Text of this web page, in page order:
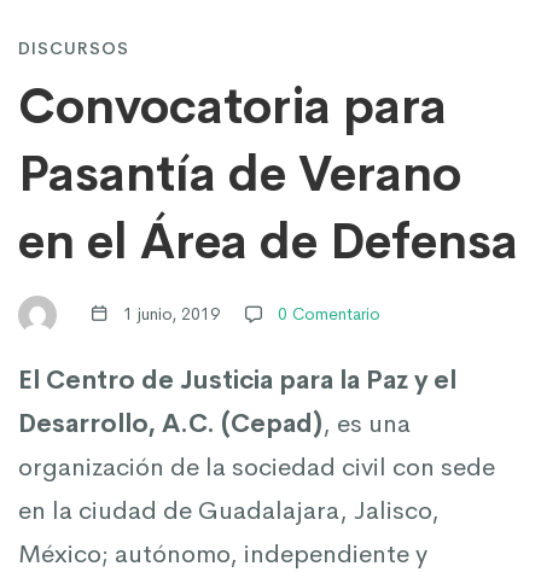
Verano
en
el
Área
de
Defensa
DISCURSOS
Convocatoria para
Pasantía de Verano
en el Área de Defensa
1 junio, 2019 0 Comentario
El Centro de Justicia para la Paz y el
Desarrollo, A.C. (Cepad), es una
organización de la sociedad civil con sede
en la ciudad de Guadalajara, Jalisco,
México; autónomo, independiente y